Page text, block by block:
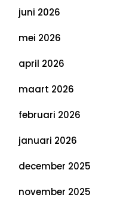
juni 2026
mei 2026
april 2026
maart 2026
februari 2026
januari 2026
december 2025
november 2025